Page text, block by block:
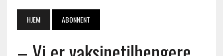
HJEM ABONNENT